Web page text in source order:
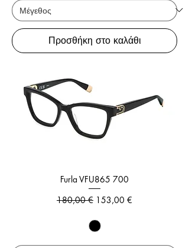
Προσθήκη στο καλάθι
Furla VFU865 700
Κανονική τιμή
180,00 € Τιμή Έκπτωσης
153,00 €